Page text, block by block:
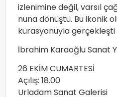
izlenimine değil, varsıl
nuna dönüştü. Bu ikonik
kürasyonuyla gerçekleşti
İbrahim Karaoğlu Sanat
26 EKİM CUMARTESİ
Açılış: 18.00
Urladam Sanat Galerisi